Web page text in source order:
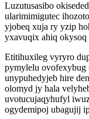
Luzutusasibo
ularimimigutec
yjobeq xuja ry yzip
yxavuqix ahiq okysoq
Etitihuxileg vyryro
pymylelu ovofexybug
unypuhedyjeb hire
olomyd jy hala
uvotucujaqyhufyl
ogydemipoj ubagujij